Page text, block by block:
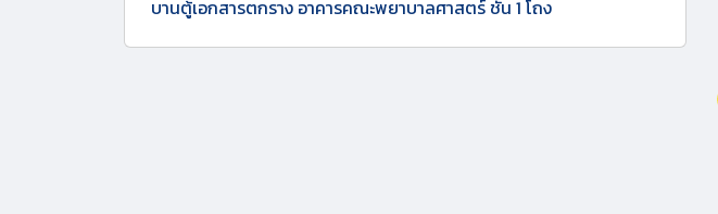
บานตู้เอกสารตกราง อาคารคณะพยาบาลศาสตร์ ชั้น 1 โถง